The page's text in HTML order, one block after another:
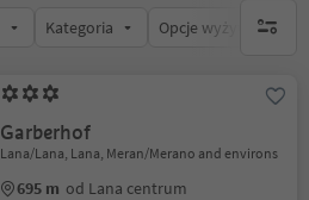
Kategoria Opcje wyżywieniabrak
Garberhof
Lana/Lana, Lana, Meran/Merano and environs
695 m od Lana centrum